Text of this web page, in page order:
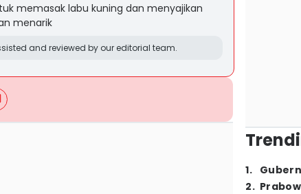
memasak labu kuning dan menyajikan
menarik
and reviewed by our editorial team.
1.
2.